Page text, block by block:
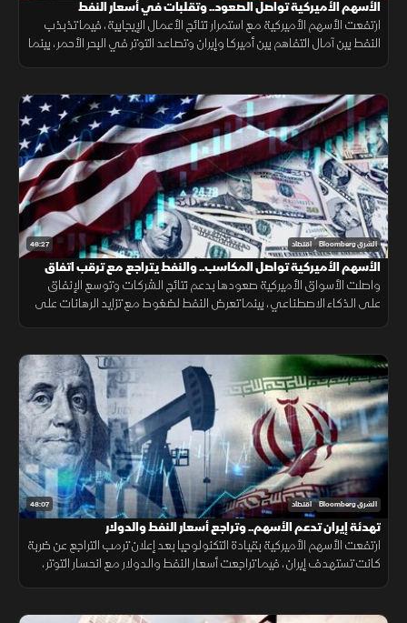
الأسهم الأميركية تواصل الصعود.. وتقلبات في أسعار النفط
ارتفعت الأسهم الأميركية مع استمرار نتائج الأعمال الإيجابية، فيما تذبذب
النفط بين آمال التفاهم بين أميركا وإيران وتصاعد التوتر في البحر الأحمر، بينما
46:27 الشرق Bloomberg اقتصاد
الأسهم الأميركية تواصل المكاسب.. والنفط يتراجع مع ترقب اتفاق
إيران
واصلت الأسواق الأميركية صعودها بدعم نتائج الشركات وتوسع الإنفاق
على الذكاء الاصطناعي، بينما تعرض النفط لضغوط مع تزايد الرهانات على
48:07 الشرق Bloomberg اقتصاد
تهدئة إيران تدعم الأسهم.. وتراجع أسعار النفط والدولار
ارتفعت الأسهم الأميركية بقيادة التكنولوجيا بعد إعلان ترمب التراجع عن ضربة
كانت تستهدف إيران، فيما تراجعت أسعار النفط والدولار مع انحسار التوتر،